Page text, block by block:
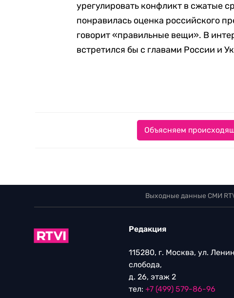
урегулировать конфликт в сжатые
понравилась оценка российского
говорит «правильные вещи». В
встретился бы с главами России и
Объясняем
Выходные данные СМИ
Редакция
115280, г. Москва, ул.
слобода,
д. 26, этаж 2
тел: +7 (499) 579-86-96